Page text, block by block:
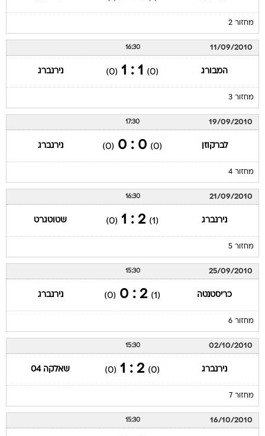
מחזור 2
11/09/2010
16:30
המבורג (0)
1 : 1
(0) נירנברג
מחזור 3
19/09/2010
17:30
לברקוזן (0)
0 : 0
(0) נירנברג
מחזור 4
21/09/2010
16:30
נירנברג (1)
2 : 1
(0) שטוטגרט
מחזור 5
25/09/2010
15:30
כריסטנטה (1)
2 : 0
(0) נירנברג
מחזור 6
02/10/2010
15:30
נירנברג (0)
2 : 1
(0) שאלקה 04
מחזור 7
16/10/2010
15:30